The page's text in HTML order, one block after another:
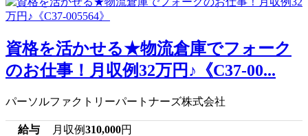
資格を活かせる★物流倉庫でフォーク
のお仕事！月収例32万円♪《C37-00...
パーソルファクトリーパートナーズ株式会社
給与 月収例310,000円